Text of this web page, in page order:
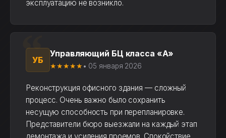
эксплуатацию не возникло.
УБ
Управляющий БЦ класса «A»
★★★★★ • 05 января 2026
Реконструкция офисного здания — сложный
процесс. Очень важно было сохранить
несущую способность при перепланировке.
Представители бюро выезжали на каждый этап
демонтажа и усиления проемов. Спокойствие